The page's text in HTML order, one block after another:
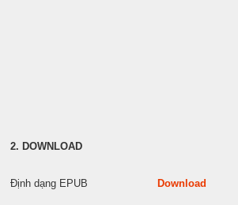
2. DOWNLOAD
Định dạng EPUB Download